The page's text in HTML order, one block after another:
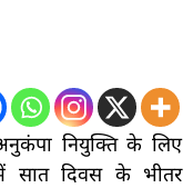
नियुक्ति के लिए
सात दिवस के भीतर